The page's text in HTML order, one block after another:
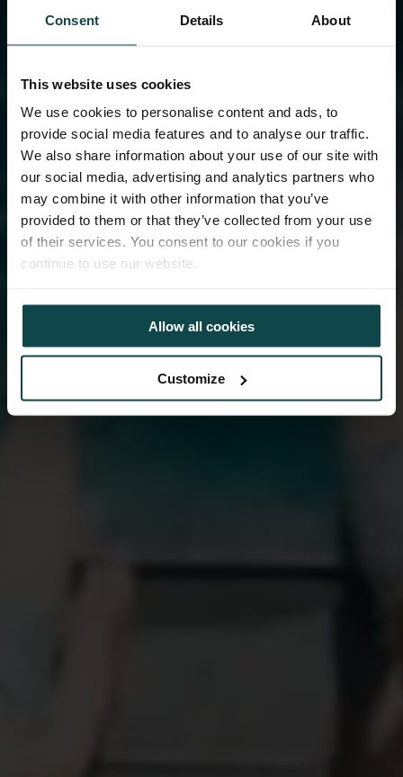
Consent Details About
This website uses cookies
We use cookies to personalise content and ads, to
provide social media features and to analyse our traffic.
We also share information about your use of our site with
our social media, advertising and analytics partners who
may combine it with other information that you’ve
provided to them or that they’ve collected from your use
of their services. You consent to our cookies if you
continue to use our website.
Allow all cookies
Customize